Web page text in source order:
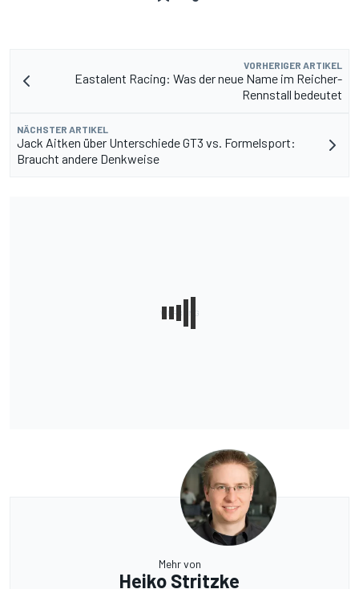
VORHERIGER ARTIKEL
Eastalent Racing: Was der neue Name im Reicher-
Rennstall bedeutet
NÄCHSTER ARTIKEL
Jack Aitken über Unterschiede GT3 vs. Formelsport:
Braucht andere Denkweise
Mehr von
Heiko Stritzke